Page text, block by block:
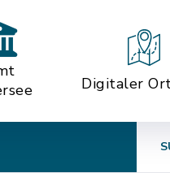
Digitaler